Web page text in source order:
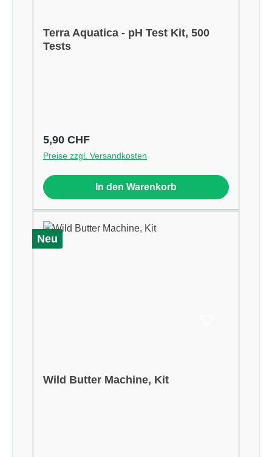
Terra Aquatica - pH Test Kit, 500
Tests
Regulärer Preis:
5,90 CHF
Preise zzgl. Versandkosten
In den Warenkorb
Neu
Wild Butter Machine, Kit